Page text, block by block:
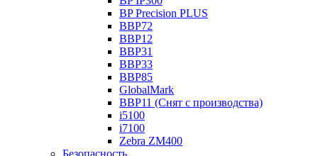
BP Precision PLUS
BBP72
BBP12
BBP31
BBP33
BBP85
GlobalMark
BBP11 (Снят с производства)
i5100
i7100
Zebra ZM400
Безопасность